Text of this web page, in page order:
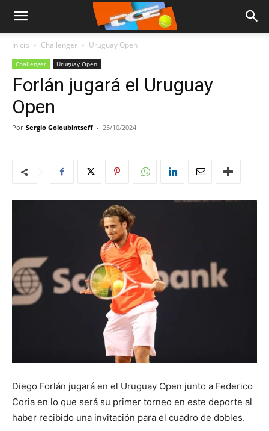
Inicio Challenger Uruguay Open
Challenger Uruguay Open
Forlán jugará el Uruguay
Open
Por Sergio Goloubintseff - 25/10/2024
Diego Forlán jugará en el Uruguay Open junto a Federico
Coria en lo que será su primer torneo en este deporte al
haber recibido una invitación para el cuadro de dobles.